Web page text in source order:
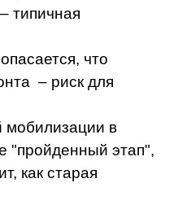
типичная
что
– риск для
мобилизации в
"пройденный этап",
как старая